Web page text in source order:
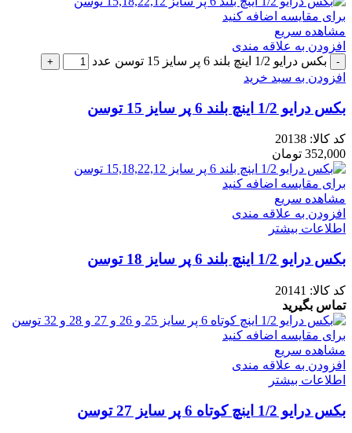
برای مقایسه اضافه کنید
مشاهده سریع
افزودن به علاقه مندی
بکس درایو 1/2 اینچ بلند 6 پر سایز 15 توسن عدد
افزودن به سبد خرید
بکس درایو 1/2 اینچ بلند 6 پر سایز 15 توسن
کد کالا: 20138
352,000 تومان
برای مقایسه اضافه کنید
مشاهده سریع
افزودن به علاقه مندی
اطلاعات بیشتر
بکس درایو 1/2 اینچ بلند 6 پر سایز 18 توسن
کد کالا: 20141
تماس بگیرید
برای مقایسه اضافه کنید
مشاهده سریع
افزودن به علاقه مندی
اطلاعات بیشتر
بکس درایو 1/2 اینچ کوتاه 6 پر سایز 27 توسن